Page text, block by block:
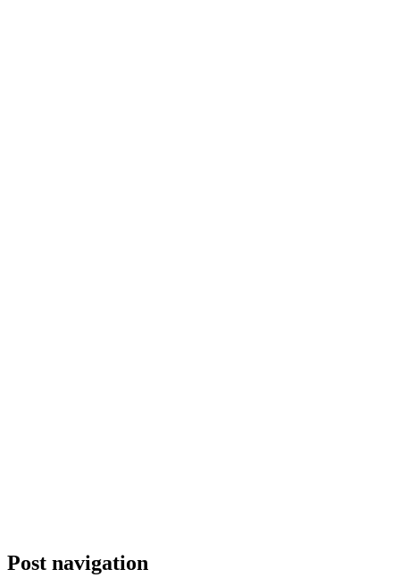
Post navigation